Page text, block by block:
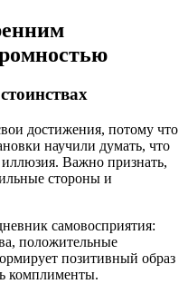
достижения, потому что
научили думать, что
Важно признать,
стороны и
самовосприятия:
положительные
позитивный образ
комплименты.